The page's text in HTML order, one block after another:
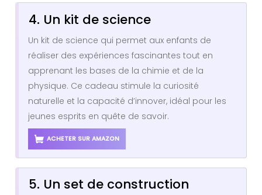
4. Un kit de science
Un kit de science qui permet aux enfants de
réaliser des expériences fascinantes tout en
apprenant les bases de la chimie et de la
physique. Ce cadeau stimule la curiosité
naturelle et la capacité d’innover, idéal pour les
jeunes esprits en quête de savoir.
ACHETER SUR AMAZON
5. Un set de construction